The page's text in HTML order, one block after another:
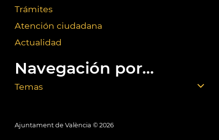
Trámites
Atención ciudadana
Actualidad
Navegación por...
Temas
Ajuntament de València © 2026